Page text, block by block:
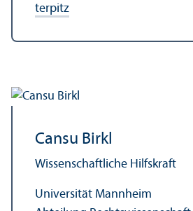
terpitz
Cansu Birkl
Wissenschaft­liche Hilfskraft
Universität Mannheim